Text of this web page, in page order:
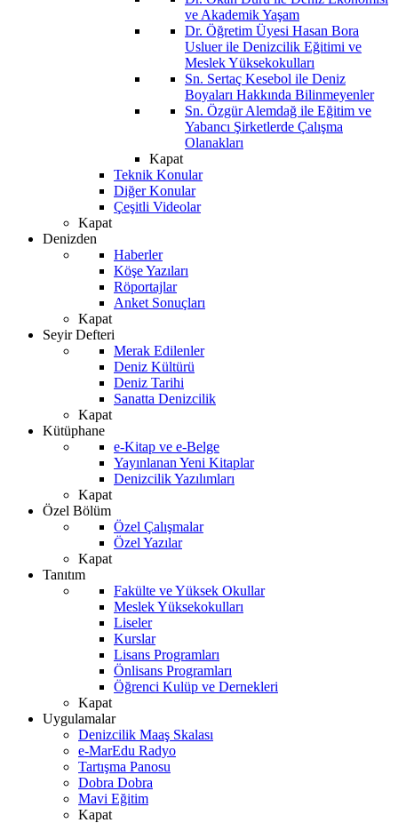
ve Akademik Yaşam
Dr. Öğretim Üyesi Hasan Bora
Usluer ile Denizcilik Eğitimi ve
Meslek Yüksekokulları
Sn. Sertaç Kesebol ile Deniz
Boyaları Hakkında Bilinmeyenler
Sn. Özgür Alemdağ ile Eğitim ve
Yabancı Şirketlerde Çalışma
Olanakları
Kapat
Teknik Konular
Diğer Konular
Çeşitli Videolar
Kapat
Denizden
Haberler
Köşe Yazıları
Röportajlar
Anket Sonuçları
Kapat
Seyir Defteri
Merak Edilenler
Deniz Kültürü
Deniz Tarihi
Sanatta Denizcilik
Kapat
Kütüphane
e-Kitap ve e-Belge
Yayınlanan Yeni Kitaplar
Denizcilik Yazılımları
Kapat
Özel Bölüm
Özel Çalışmalar
Özel Yazılar
Kapat
Tanıtım
Fakülte ve Yüksek Okullar
Meslek Yüksekokulları
Liseler
Kurslar
Lisans Programları
Önlisans Programları
Öğrenci Kulüp ve Dernekleri
Kapat
Uygulamalar
Denizcilik Maaş Skalası
e-MarEdu Radyo
Tartışma Panosu
Dobra Dobra
Mavi Eğitim
Kapat